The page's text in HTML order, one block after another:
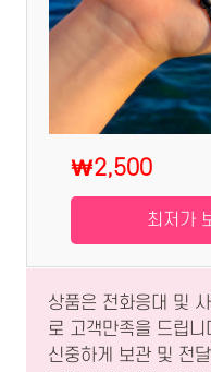
₩2,500
최저가
상품은 전화응대 및
로 고객만족을 드립
신중하게 보관 및 전